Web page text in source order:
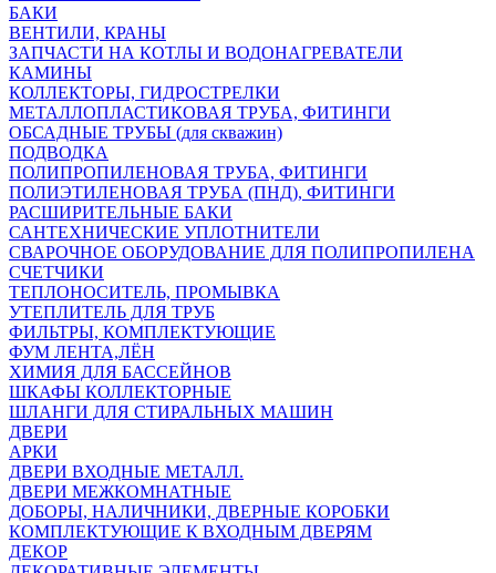
БАКИ
ВЕНТИЛИ, КРАНЫ
ЗАПЧАСТИ НА КОТЛЫ И ВОДОНАГРЕВАТЕЛИ
КАМИНЫ
КОЛЛЕКТОРЫ, ГИДРОСТРЕЛКИ
МЕТАЛЛОПЛАСТИКОВАЯ ТРУБА, ФИТИНГИ
ОБСАДНЫЕ ТРУБЫ (для скважин)
ПОДВОДКА
ПОЛИПРОПИЛЕНОВАЯ ТРУБА, ФИТИНГИ
ПОЛИЭТИЛЕНОВАЯ ТРУБА (ПНД), ФИТИНГИ
РАСШИРИТЕЛЬНЫЕ БАКИ
САНТЕХНИЧЕСКИЕ УПЛОТНИТЕЛИ
СВАРОЧНОЕ ОБОРУДОВАНИЕ ДЛЯ ПОЛИПРОПИЛЕНА
СЧЕТЧИКИ
ТЕПЛОНОСИТЕЛЬ, ПРОМЫВКА
УТЕПЛИТЕЛЬ ДЛЯ ТРУБ
ФИЛЬТРЫ, КОМПЛЕКТУЮЩИЕ
ФУМ ЛЕНТА,ЛЁН
ХИМИЯ ДЛЯ БАССЕЙНОВ
ШКАФЫ КОЛЛЕКТОРНЫЕ
ШЛАНГИ ДЛЯ СТИРАЛЬНЫХ МАШИН
ДВЕРИ
АРКИ
ДВЕРИ ВХОДНЫЕ МЕТАЛЛ.
ДВЕРИ МЕЖКОМНАТНЫЕ
ДОБОРЫ, НАЛИЧНИКИ, ДВЕРНЫЕ КОРОБКИ
КОМПЛЕКТУЮЩИЕ К ВХОДНЫМ ДВЕРЯМ
ДЕКОР